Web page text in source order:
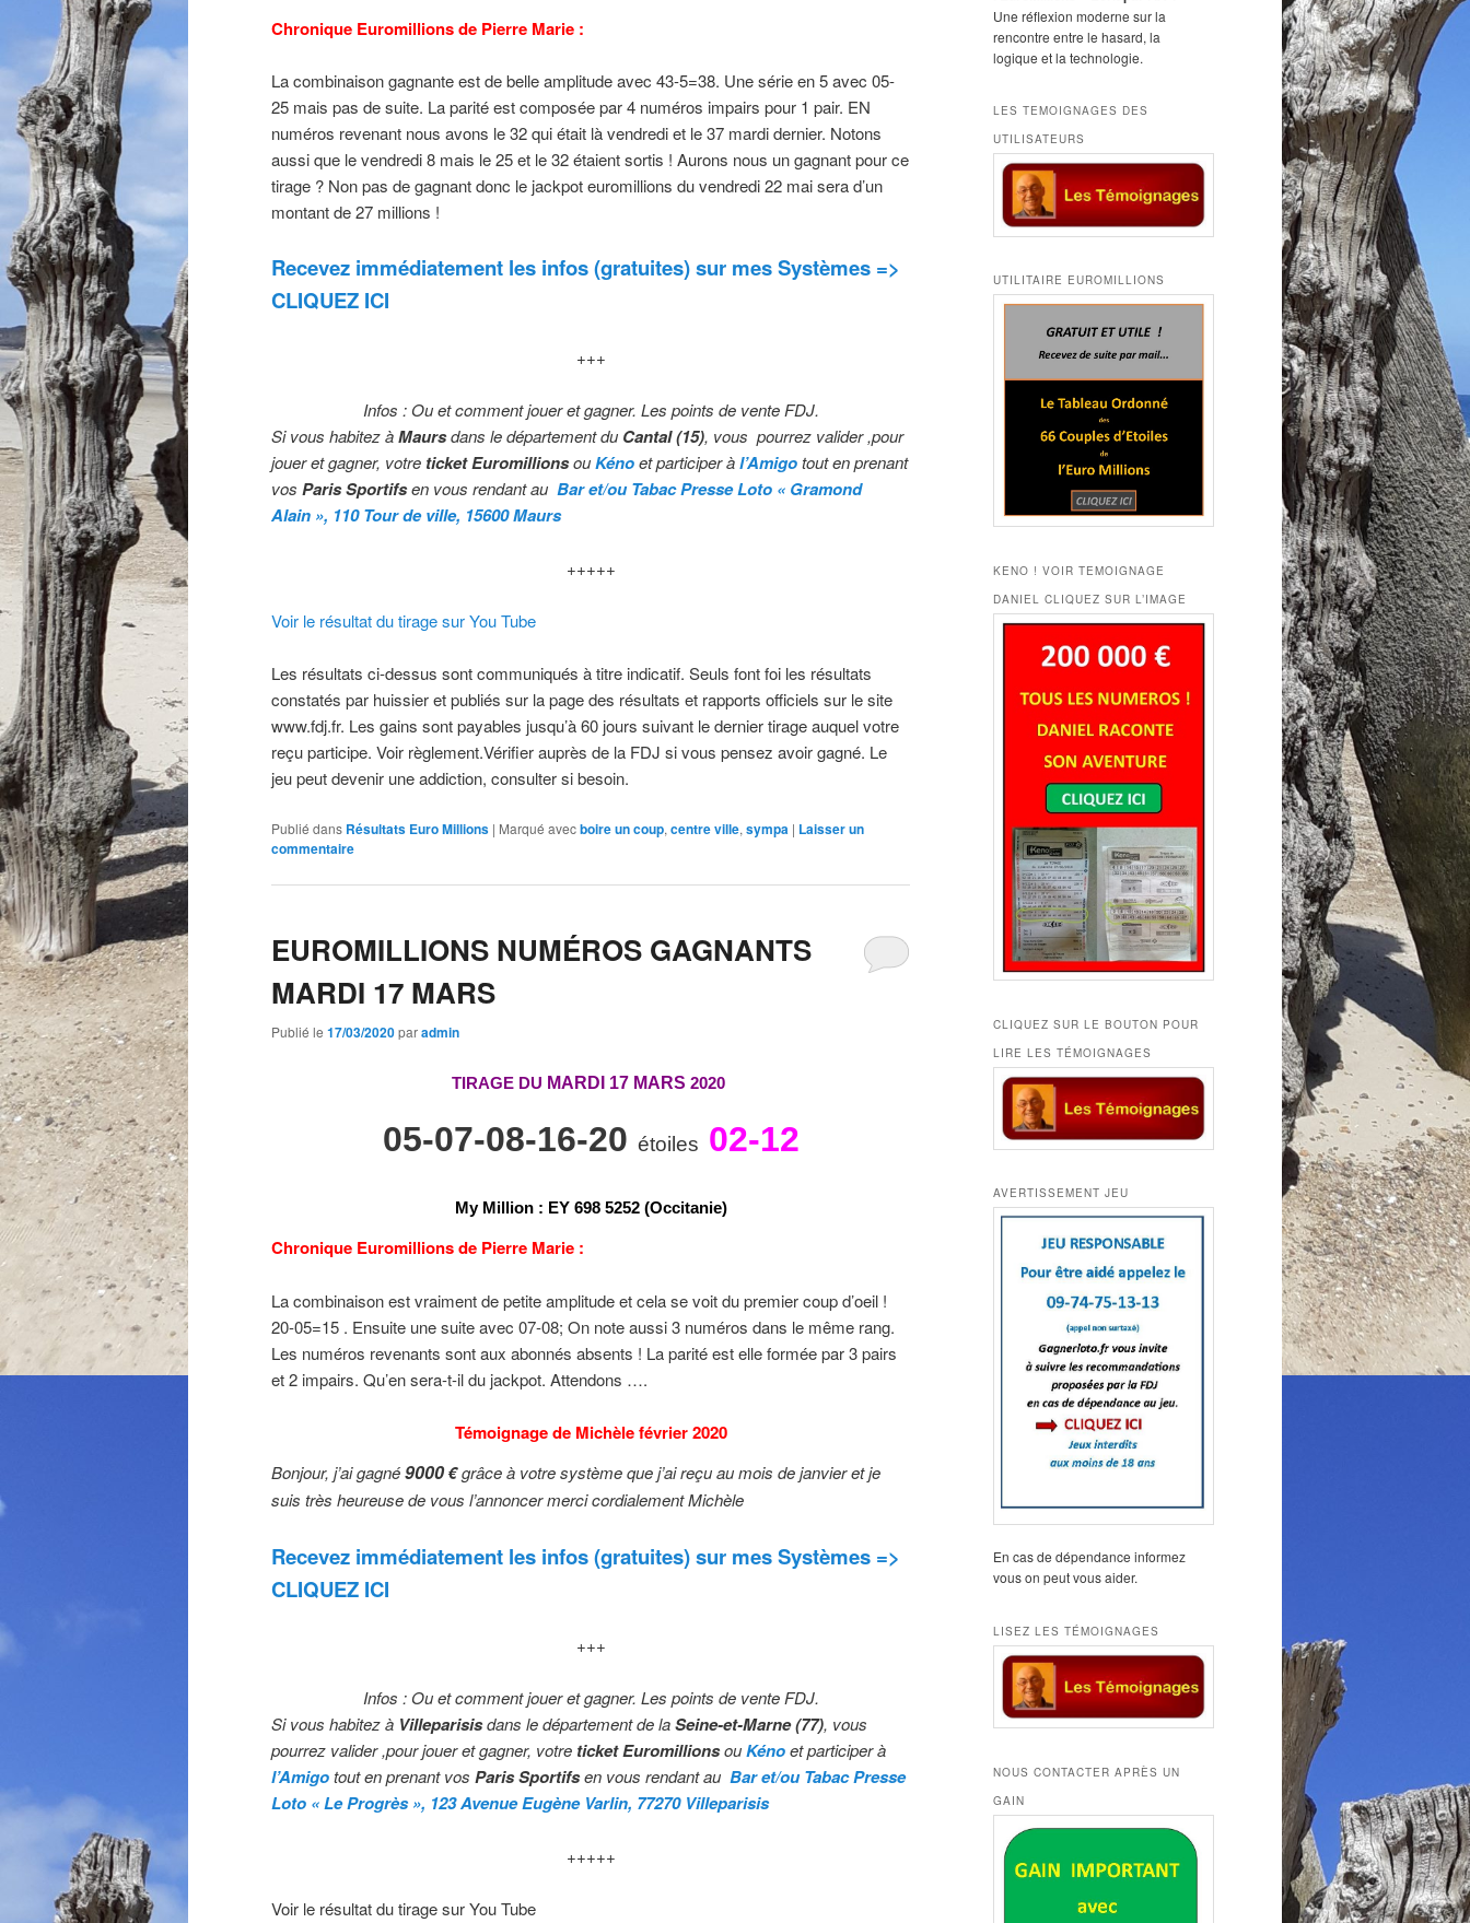
Chronique Euromillions de Pierre Marie :
La combinaison gagnante est de belle amplitude avec 43-5=38. Une série en 5 avec 05-
25 mais pas de suite. La parité est composée par 4 numéros impairs pour 1 pair. EN
numéros revenant nous avons le 32 qui était là vendredi et le 37 mardi dernier. Notons
aussi que le vendredi 8 mais le 25 et le 32 étaient sortis ! Aurons nous un gagnant pour ce
tirage ? Non pas de gagnant donc le jackpot euromillions du vendredi 22 mai sera d’un
montant de 27 millions !
Recevez immédiatement les infos (gratuites) sur mes Systèmes =>
CLIQUEZ ICI
+++
Infos : Ou et comment jouer et gagner. Les points de vente FDJ.
Si vous habitez àMaursdans le département du Cantal(15), vous pourrez valider ,pour
jouer et gagner, votre ticket EuromillionsouKénoet participer àl’Amigotout en prenant
vos Paris Sportifsen vous rendant au Bar et/ou Tabac Presse Loto « Gramond
Alain », 110 Tour de ville, 15600 Maurs
+++++
Voir le résultat du tirage sur You Tube
Les résultats ci-dessus sont communiqués à titre indicatif. Seuls font foi les résultats
constatés par huissier et publiés sur la page des résultats et rapports officiels sur le site
www.fdj.fr. Les gains sont payables jusqu’à 60 jours suivant le dernier tirage auquel votre
reçu participe. Voir règlement.Vérifier auprès de la FDJ si vous pensez avoir gagné. Le
jeu peut devenir une addiction, consulter si besoin.
Publié dans Résultats Euro Millions | Marqué avecboire un coup, centre ville, sympa | Laisser un
commentaire
EUROMILLIONS NUMÉROS GAGNANTS
MARDI 17 MARS
Publié le 17/03/2020paradmin
TIRAGE DU MARDI 17 MARS 2020
05-07-08-16-20 étoiles 02-12
My Million: EY 698 5252 (Occitanie)
Chronique Euromillions de Pierre Marie :
La combinaison est vraiment de petite amplitude et cela se voit du premier coup d’oeil !
20-05=15 . Ensuite une suite avec 07-08; On note aussi 3 numéros dans le même rang.
Les numéros revenants sont aux abonnés absents ! La parité est elle formée par 3 pairs
et 2 impairs. Qu’en sera-t-il du jackpot. Attendons ….
Témoignagede Michèle février 2020
Bonjour, j’ai gagné9000€grâce à votre système que j’ai reçu au mois de janvier et je
suis très heureuse de vous l’annoncer merci cordialement Michèle
Recevez immédiatement les infos (gratuites) sur mes Systèmes =>
CLIQUEZ ICI
+++
Infos : Ou et comment jouer et gagner. Les points de vente FDJ.
Si vous habitez à Villeparisisdans le département de laSeine-et-Marne (77), vous
pourrez valider ,pour jouer et gagner, votre ticket EuromillionsouKénoet participer à
l’Amigotout en prenant vos Paris Sportifsen vous rendant au Bar et/ou Tabac Presse
Loto « Le Progrès », 123 Avenue Eugène Varlin, 77270 Villeparisis
+++++
Voir le résultat du tirage sur You Tube
Une réflexion moderne sur la
rencontre entre le hasard, la
logique et la technologie.
LES TEMOIGNAGES DES
UTILISATEURS
UTILITAIRE EUROMILLIONS
KENO ! VOIR TEMOIGNAGE
DANIEL CLIQUEZ SUR L’IMAGE
CLIQUEZ SUR LE BOUTON POUR
LIRE LES TÉMOIGNAGES
AVERTISSEMENT JEU
En cas de dépendance informez
vous on peut vous aider.
LISEZ LES TÉMOIGNAGES
NOUS CONTACTER APRÈS UN
GAIN